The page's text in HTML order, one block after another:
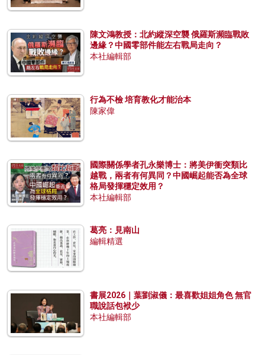
陳文鴻教授：北約縱深空襲 俄羅斯瀕臨戰敗
邊緣？中國零部件能左右戰局走向？
本社編輯部
行為不檢 培育教化才能治本
陳家偉
國際關係學者孔永樂博士：將美伊衝突類比
越戰，兩者有何異同？中國崛起能否為全球
格局發揮穩定效用？
本社編輯部
葛亮：見南山
編輯精選
書展2026｜葉劉淑儀：最喜歡姐姐角色 無官
職說話包袱少
本社編輯部